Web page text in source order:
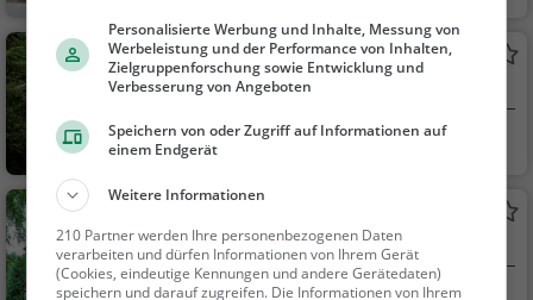
Gesäuseeingang
Aussichtspunkt in Admont
Admont, Österreic
Aussichtspunkt, F
Adelssitz in Treglwang
Personalisierte Werbung und Inhalte, Messung von
Werbeleistung und der Performance von Inhalten,
Zielgruppenforschung sowie Entwicklung und
Verbesserung von Angeboten
Speichern von oder Zugriff auf Informationen auf
einem Endgerät
Weitere Informationen
210 Partner werden Ihre personenbezogenen Daten
verarbeiten und dürfen Informationen von Ihrem Gerät
(Cookies, eindeutige Kennungen und andere Gerätedaten)
speichern und darauf zugreifen. Die Informationen von Ihrem